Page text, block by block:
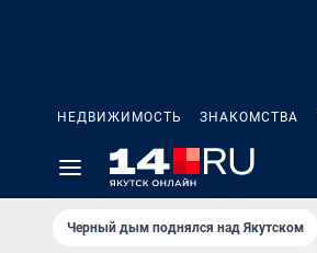
НЕДВИЖИМОСТЬ ЗНАКОМСТВА
Черный дым поднялся над Якутском